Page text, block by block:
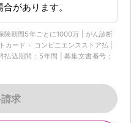
があります。
険期間5年ごとに1000万 | がん診断
ード・ コンビニエンスストア払 |
込期間：5年間 | 募集文書番号：
求